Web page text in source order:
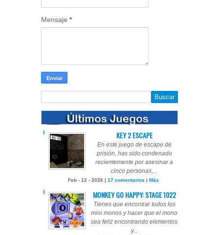
Mensaje *
KEY 2 ESCAPE
En este juego de escape de
prisión, has sido condenado
recientemente por asesinar a
cinco personas,...
Feb - 12 - 2026 | 17 comentarios | Más
MONKEY GO HAPPY: STAGE 1022
Tienes que encontrar todos los
mini monos y hacer que el mono
sea feliz encontrando elementos
y...